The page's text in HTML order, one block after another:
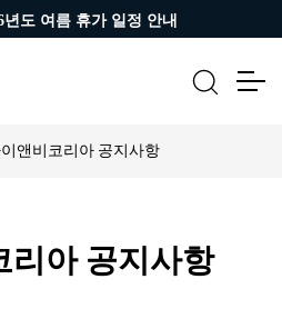
년도 여름 휴가 일정 안내
앤비코리아 공지사항
리아 공지사항